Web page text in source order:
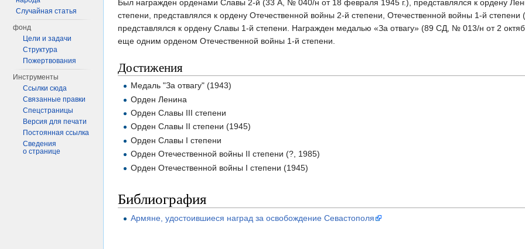
Был награжден орденами Славы 2-й (33 А, № 040/н от 18 февраля 1945 г.), представлялся к ордену
степени, представлялся к ордену Отечественной войны 2-й степени, Отечественной войны 1-й
представлялся к ордену Славы 1-й степени. Награжден медалью «За отвагу» (89 СД, № 013/н от 2
еще одним орденом Отечественной войны 1-й степени.
Достижения
Медаль "За отвагу" (1943)
Орден Ленина
Орден Славы III степени
Орден Славы II степени (1945)
Орден Славы I степени
Орден Отечественной войны II степени (?, 1985)
Орден Отечественной войны I степени (1945)
Библиография
Армяне, удостоившиеся наград за освобождение Севастополя
Случайная статья
фонд
Цели и задачи
Структура
Пожертвования
Инструменты
Ссылки сюда
Связанные правки
Спецстраницы
Версия для печати
Постоянная ссылка
Сведения
о странице